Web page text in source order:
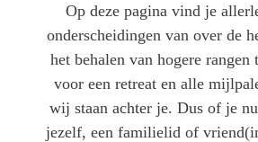
Op deze pagina vind je
onderscheidingen van over de
het behalen van hogere
voor een retreat en alle
wij staan achter je. Dus of je
jezelf, een familielid of